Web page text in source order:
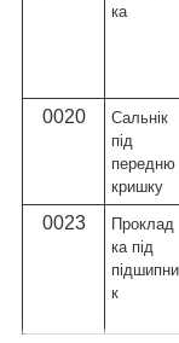
ка
0020
Сальнік
під
передню
кришку
0023
Проклад
ка під
підшипни
к